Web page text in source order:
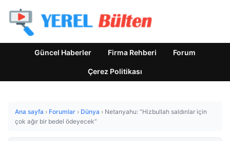
Güncel Haberler Firma Rehberi Forum
Çerez Politikası
Ana sayfa › Forumlar › Dünya › Netanyahu: “Hizbullah saldırılar için
çok ağır bir bedel ödeyecek”